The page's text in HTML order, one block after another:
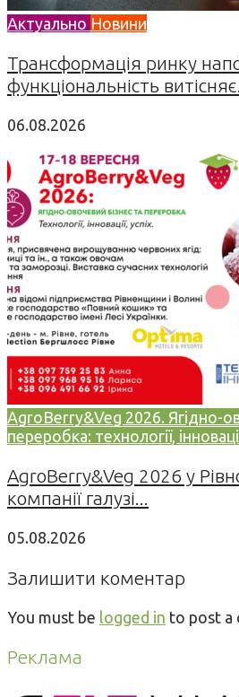
Актуально Новини
Трансформація ринку
функціональність
06.08.2026
AgroBerry&Veg 2026. Ягідно-
переробка: технології,
AgroBerry&Veg 2026 у
компанії галузі...
05.08.2026
Залишити коментар
You must be logged in to post a
Реклама